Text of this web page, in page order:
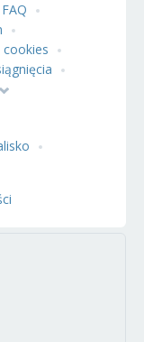
FAQ